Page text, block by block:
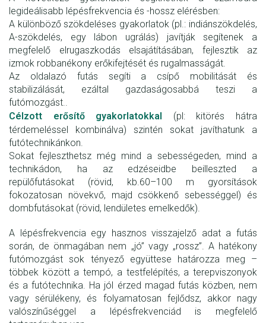
legideálisabb lépésfrekvencia és -hossz elérésben:
A különböző szökdeléses gyakorlatok (pl.: indiánszökdelés,
A-szökdelés, egy lábon ugrálás) javítják segítenek a
megfelelő elrugaszkodás elsajátításában, fejlesztik az
izmok robbanékony erőkifejtését és rugalmasságát.
Az oldalazó futás segíti a csípő mobilitását és
stabilizálását, ezáltal gazdaságosabbá teszi a
futómozgást..
Célzott erősítő gyakorlatokkal (pl: kitörés hátra
térdemeléssel kombinálva) szintén sokat javíthatunk a
futótechnikánkon.
Sokat fejleszthetsz még mind a sebességeden, mind a
technikádon, ha az edzéseidbe beilleszted a
repülőfutásokat (rövid, kb.60–100 m gyorsítások
fokozatosan növekvő, majd csökkenő sebességgel) és
dombfutásokat (rövid, lendületes emelkedők).
A lépésfrekvencia egy hasznos visszajelző adat a futás
során, de önmagában nem „jó” vagy „rossz”. A hatékony
futómozgást sok tényező együttese határozza meg –
többek között a tempó, a testfelépítés, a terepviszonyok
és a futótechnika. Ha jól érzed magad futás közben, nem
vagy sérülékeny, és folyamatosan fejlődsz, akkor nagy
valószínűséggel a lépésfrekvenciád is megfelelő